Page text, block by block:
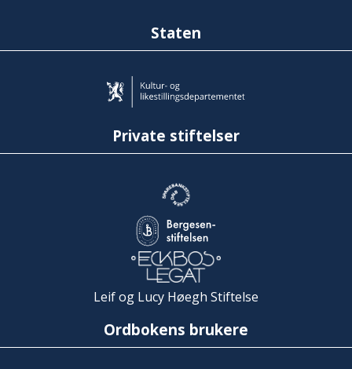
Staten
Private stiftelser
Leif og Lucy Høegh Stiftelse
Ordbokens brukere